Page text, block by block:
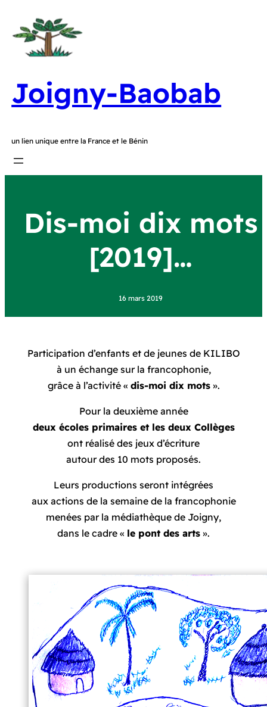
Joigny-Baobab
un lien unique entre la France et le Bénin
Dis-moi dix mots
[2019]…
16 mars 2019
Participation d’enfants et de jeunes de KILIBO
à un échange sur la francophonie,
grâce à l’activité « dis-moi dix mots».
Pour la deuxième année
deux écoles primaires et les deux Collèges
ont réalisé des jeux d’écriture
autour des 10 mots proposés.
Leurs productions seront intégrées
aux actions de la semaine de la francophonie
menées par la médiathèque de Joigny,
dans le cadre « le pont des arts ».